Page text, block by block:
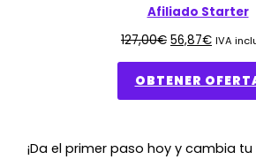
Afiliado Starter
127,00€ 56,87€ IVA
OBTENER
¡Da el primer paso hoy y cambia